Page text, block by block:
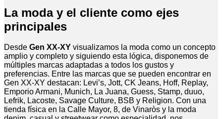
La moda y el cliente como ejes
principales
Desde Gen XX-XY visualizamos la moda como un concepto
amplio y completo y siguiendo esta lógica, disponemos de
múltiples marcas adaptadas a todos los gustos y
preferencias. Entre las marcas que se pueden encontrar en
Gen XX-XY destacan: Levi’s, Jott, CK Jeans, Hoff, Replay,
Emporio Armani, Munich, La Juana, Guess, Stamp, duuo,
Lefrik, Lacoste, Savage Culture, BSB y Religion. Con una
tienda física en la Calle Mayor, 8, de Vinaròs y la moda